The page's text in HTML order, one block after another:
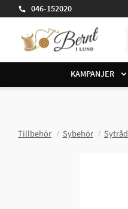
046-152020
KAMPANJER
Tillbehör Sybehör Sytråd